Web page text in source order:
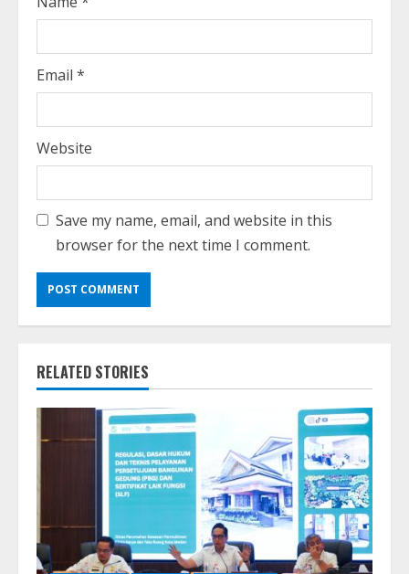
Email *
Website
Save my name, email, and website in this
browser for the next time I comment.
RELATED STORIES